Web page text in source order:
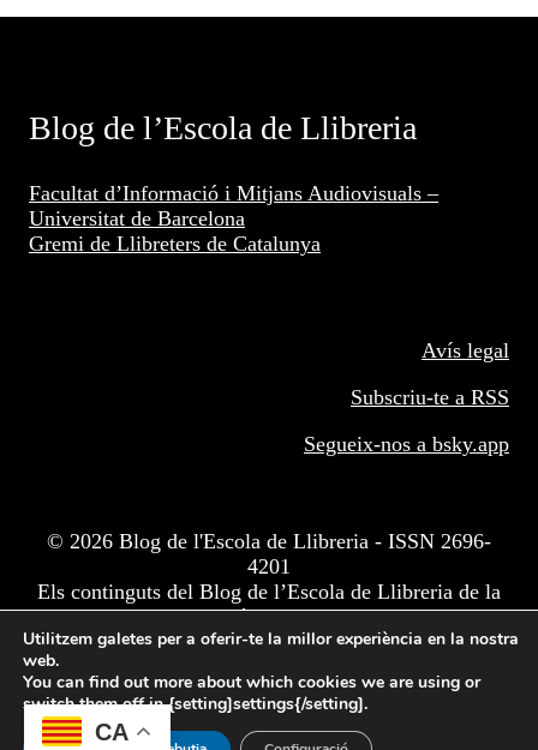
Blog de l’Escola de Llibreria
Facultat d’Informació i Mitjans Audiovisuals –
Universitat de Barcelona
Gremi de Llibreters de Catalunya
Avís legal
Subscriu-te a RSS
Segueix-nos a bsky.app
© 2026 Blog de l'Escola de Llibreria - ISSN 2696-
4201
Els continguts del Blog de l’Escola de Llibreria de la
Facultat d'Informació i Mitjans Audiovisuals de
Barcelona estan subjectes a una llicència BY-NC-ND
CA
Utilitzem galetes per a oferir-te la millor experiència en la nostra
web.
You can find out more about which cookies we are using or
switch them off in {setting]settings{/setting].